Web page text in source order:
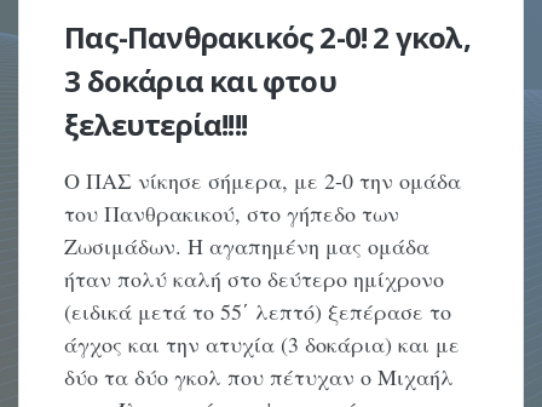
Πας-Πανθρακικός 2-0! 2 γκολ,
3 δοκάρια και φτου
ξελευτερία!!!!
Ο ΠΑΣ νίκησε σήμερα, με 2-0 την ομάδα
του Πανθρακικού, στο γήπεδο των
Ζωσιμάδων. Η αγαπημένη μας ομάδα
ήταν πολύ καλή στο δεύτερο ημίχρονο
(ειδικά μετά το 55΄ λεπτό) ξεπέρασε το
άγχος και την ατυχία (3 δοκάρια) και με
δύο τα δύο γκολ που πέτυχαν ο Μιχαήλ